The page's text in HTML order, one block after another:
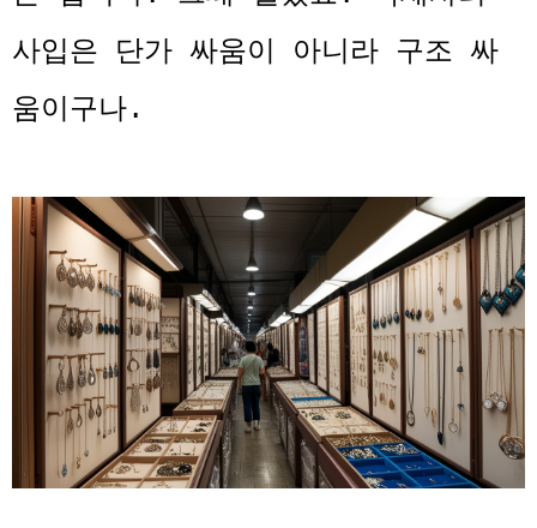
사입은 단가 싸움이 아니라 구조 싸
움이구나.